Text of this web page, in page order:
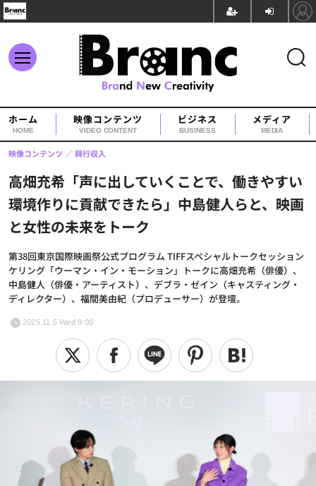
ホーム
HOME
映像コンテンツ
VIDEO CONTENT
ビジネス
BUSINESS
メディア
MEDIA
高畑充希「声に出していくことで、働きやすい
環境作りに貢献できたら」中島健人らと、映画
と女性の未来をトーク
第38回東京国際映画祭公式プログラム TIFFスペシャルトークセッション
ケリング「ウーマン・イン・モーション」トークに高畑充希（俳優）、
中島健人（俳優・アーティスト）、デブラ・ゼイン（キャスティング・
ディレクター）、福間美由紀（プロデューサー）が登壇。
映像コンテンツ 興行収入
2025.11.5 Wed 9:00